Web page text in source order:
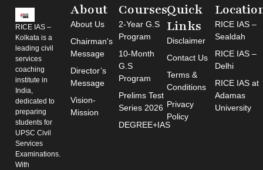
RICE IAS –
Kolkata is a
leading civil
services
coaching
institute in
India,
dedicated to
preparing
students for
UPSC Civil
Services
Examinations.
With
About
About Us
Chairman's
Message
Director’s
Message
Vision-
Mission
Courses
2-Year G.S
Program
10-Month
G.S
Program
Prelims Test
Series 2026
DEGREE+IAS
Quick
Links
Disclaimer
Contact Us
Terms &
Conditions
Privacy
Policy
RICE IAS –
Sealdah
RICE IAS –
Delhi
RICE IAS at
Adamas
University